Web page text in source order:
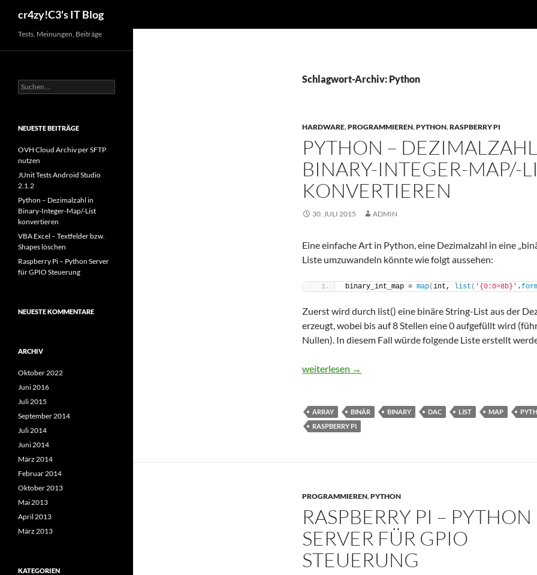
Zum
Inhalt
cr4zy!C3's IT Blog
Schlagwort-Archiv: Python
HARDWARE,PROGRAMMIEREN,PYTHON,RASPBERRY PI
PYTHON –
BINARY-INTEGER-MAP/-
KONVERTIEREN
30. JULI 2015 ADMIN
Eine einfache Art in Python, eine Dezimalzahl in eine
Liste umzuwandeln könnte wie folgt aussehen:
binary_int_map = map(int, list ( '{0:0>8b}' .
Zuerst wird durch list() eine binäre String-List aus der
erzeugt, wobei bis auf 8 Stellen eine 0 aufgefüllt wird
Nullen). In diesem Fall würde folgende Liste erstellt
Python – Dezimalzahl in Binary-Integer-Map/-List
weiterlesen →
ARRAY BINÄR BINARY DAC LIST MAP
RASPBERRY PI
PROGRAMMIEREN,PYTHON
RASPBERRY PI – PYTHON
SERVER FÜR GPIO
STEUERUNG
Tests, Meinungen, Beiträge
Suchen
nach:
NEUESTE BEITRÄGE
OVH Cloud Archiv per SFTP
nutzen
JUnit Tests Android Studio
2.1.2
Python – Dezimalzahl in
Binary-Integer-Map/-List
konvertieren
VBA Excel – Textfelder bzw.
Shapes löschen
Raspberry Pi – Python Server
für GPIO Steuerung
NEUESTE KOMMENTARE
ARCHIV
Oktober 2022
Juni 2016
Juli 2015
September 2014
Juli 2014
Juni 2014
März 2014
Februar 2014
Oktober 2013
Mai 2013
April 2013
März 2013
KATEGORIEN